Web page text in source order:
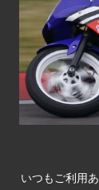
いつもご利用